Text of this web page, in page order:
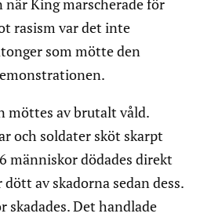
King marscherade för
rasism var det inte
som mötte den
möttes av brutalt våld.
och soldater sköt skarpt
människor dödades direkt
av skadorna sedan dess.
skadades. Det handlade